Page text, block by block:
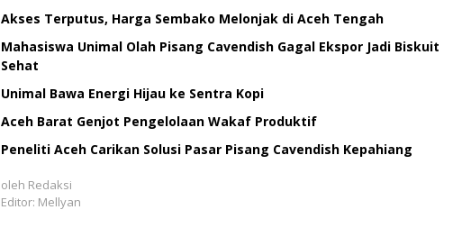
Akses Terputus, Harga Sembako Melonjak di Aceh Tengah
Mahasiswa Unimal Olah Pisang Cavendish Gagal Ekspor Jadi Biskuit
Sehat
Unimal Bawa Energi Hijau ke Sentra Kopi
Aceh Barat Genjot Pengelolaan Wakaf Produktif
Peneliti Aceh Carikan Solusi Pasar Pisang Cavendish Kepahiang
oleh Redaksi
Editor: Mellyan